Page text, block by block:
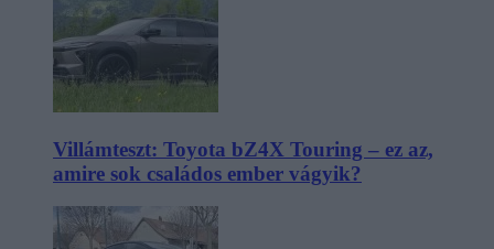
Villámteszt: Toyota bZ4X Touring – ez az,
amire sok családos ember vágyik?